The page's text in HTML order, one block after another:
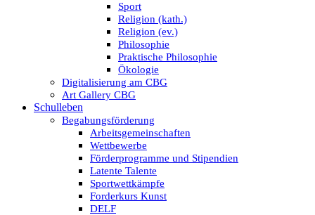
Sport
Religion (kath.)
Religion (ev.)
Philosophie
Praktische Philosophie
Ökologie
Digitalisierung am CBG
Art Gallery CBG
Schulleben
Begabungsförderung
Arbeitsgemeinschaften
Wettbewerbe
Förderprogramme und Stipendien
Latente Talente
Sportwettkämpfe
Forderkurs Kunst
DELF